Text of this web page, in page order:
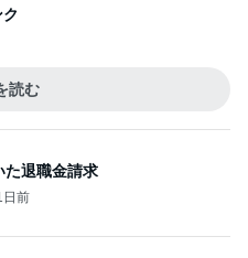
読む
た退職金請求
日前